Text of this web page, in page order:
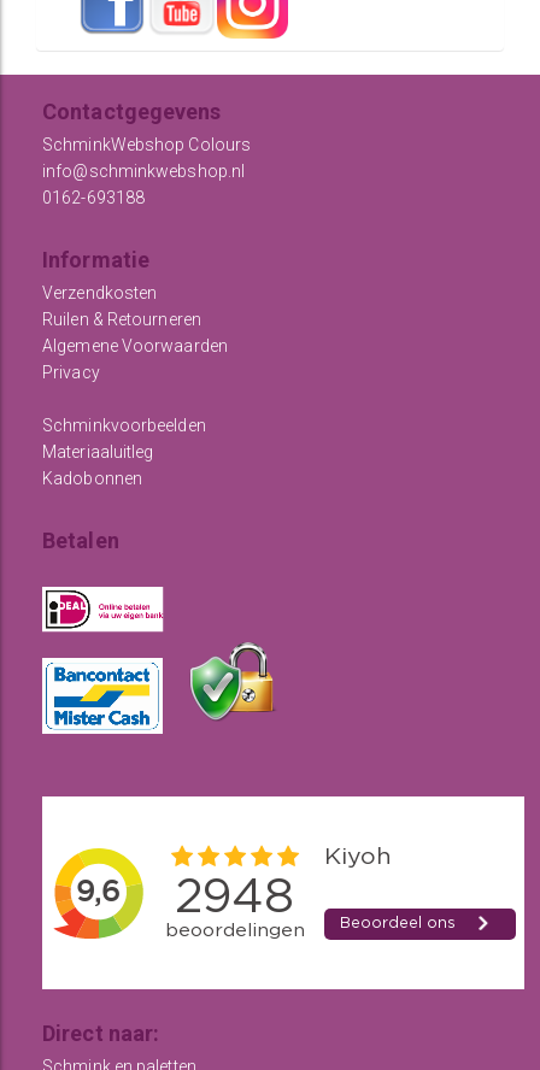
Contactgegevens
SchminkWebshop Colours
info@schminkwebshop.nl
0162-693188
Informatie
Verzendkosten
Ruilen & Retourneren
Algemene Voorwaarden
Privacy
Schminkvoorbeelden
Materiaaluitleg
Kadobonnen
Betalen
Direct naar: